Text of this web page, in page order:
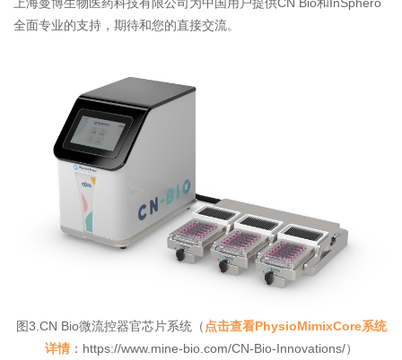
全面专业的支持，期待和您的直接交流。
图3.CN Bio微流控器官芯片系统（点击查看PhysioMimixCore系统
详情：https://www.mine-bio.com/CN-Bio-Innovations/）